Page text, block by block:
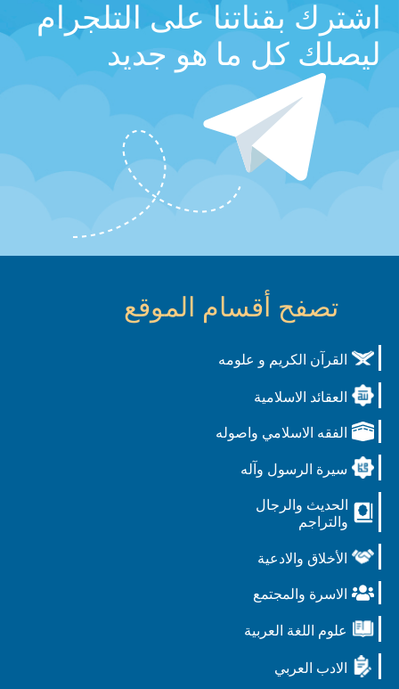
اشترك بقناتنا على التلجرام
ليصلك كل ما هو جديد
تصفح أقسام الموقع
القرآن الكريم و علومه
العقائد الاسلامية
الفقه الاسلامي واصوله
سيرة الرسول وآله
الحديث والرجال
والتراجم
الأخلاق والادعية
الاسرة والمجتمع
علوم اللغة العربية
الادب العربي